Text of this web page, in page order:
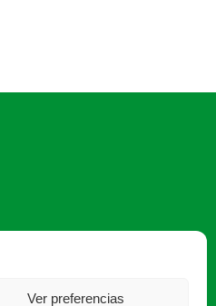
Ver preferencias